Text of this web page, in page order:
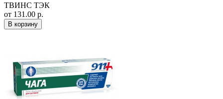
ТВИНС ТЭК
от 131.00 р.
В корзину